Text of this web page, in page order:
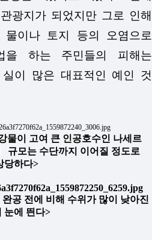
광지가 되었지만 그로 인해
물이나 토지 등의 오염으로
하는 주민들의 피해는
이 많은 대표적인 예인 것
물이 고여 큰 인공호수인 나세르
규모는 수단까지 이어질 정도로
당하다>
공 전에 비해 수위가 많이 낮아진
눈에 띈다>